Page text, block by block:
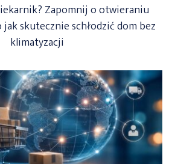
Zapomnij o otwieraniu
skutecznie schłodzić dom bez
klimatyzacji